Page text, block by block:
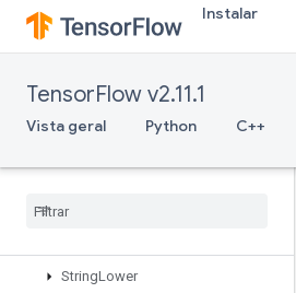
Instalar
TensorFlow v2.11.1
Vista geral Python C++
StatelessShuffle
StatelessTruncatedNormalV2
StatsAggregatorSetSummaryWrit
StopGradient
StringLower